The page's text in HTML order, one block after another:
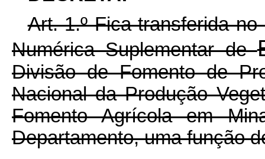
Art. 1.º Fica transferida
Numérica Suplementar de
Divisão de Fomento de
Nacional da Produção
Fomento Agrícola em
Departamento, uma função